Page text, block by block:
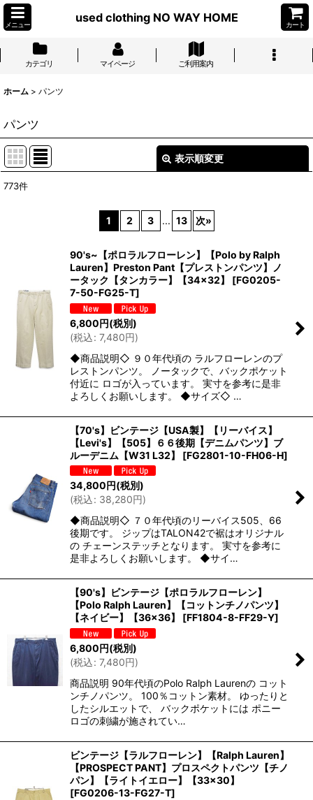
メニュー
used clothing NO WAY HOME
カート
カテゴリ マイページ ご利用案内
ホーム > パンツ
パンツ
表示順変更
絞り込む
773件
1 2 3 ... 13 次»
90's~【ポロラルフローレン】【Polo by Ralph
Lauren】Preston Pant【プレストンパンツ】ノ
ータック【タンカラー】【34×32】
[FG0205-
7-50-FG25-T]
6,800円(税別)
(税込: 7,480円)
◆商品説明◇ ９０年代頃の ラルフローレンのプ
レストンパンツ。 ノータックで、バックポケット
付近に ロゴが入っています。 実寸を参考に是非
よろしくお願いします。 ◆サイズ◇ …
【70's】ビンテージ【USA製】【リーバイス】
【Levi's】【505】６６後期【デニムパンツ】ブ
ルーデニム【W31 L32】 [FG2801-10-FH06-H]
34,800円(税別)
(税込: 38,280円)
◆商品説明◇ ７０年代頃のリーバイス505、66
後期です。 ジップはTALON42で裾はオリジナル
の チェーンステッチとなります。 実寸を参考に
是非よろしくお願いします。 ◆サイ…
【90's】ビンテージ【ポロラルフローレン】
【Polo Ralph Lauren】【コットンチノパンツ】
【ネイビー】【36×36】
[FF1804-8-FF29-Y]
6,800円(税別)
(税込: 7,480円)
商品説明 90年代頃のPolo Ralph Laurenの コット
ンチノパンツ。 100％コットン素材。 ゆったりと
したシルエットで、 バックポケットには ポニー
ロゴの刺繍が施されてい…
ビンテージ【ラルフローレン】【Ralph Lauren】
【PROSPECT PANT】プロスペクトパンツ【チノ
パン】【ライトイエロー】【33×30】
[FG0206-13-FG27-T]